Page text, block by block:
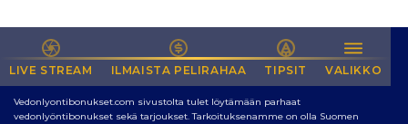
LIVE STREAM ILMAISTA PELIRAHAA TIPSIT VALIKKO
NETIN PARAS SIVUSTO VEDONLYÖNTIIN
Vedonlyontibonukset.com sivustolta tulet löytämään parhaat
vedonlyöntibonukset sekä tarjoukset. Tarkoituksenamme on olla Suomen